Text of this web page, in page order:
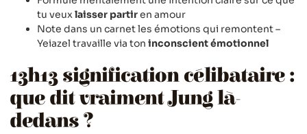
tu veuxlaisser partiren amour
Note dans un carnet les émotions qui remontent –
Yeiazel travaille via ton inconscient émotionnel
13h13 signification célibataire :
que dit vraiment Jung là-
dedans ?